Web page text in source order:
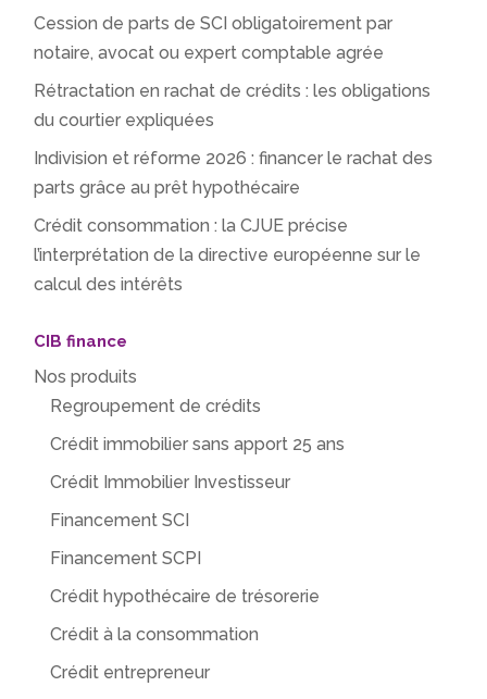
Cession de parts de SCI obligatoirement par
notaire, avocat ou expert comptable agrée
Rétractation en rachat de crédits : les obligations
du courtier expliquées
Indivision et réforme 2026 : financer le rachat des
parts grâce au prêt hypothécaire
Crédit consommation : la CJUE précise
l’interprétation de la directive européenne sur le
calcul des intérêts
CIB finance
Nos produits
Regroupement de crédits
Crédit immobilier sans apport 25 ans
Crédit Immobilier Investisseur
Financement SCI
Financement SCPI
Crédit hypothécaire de trésorerie
Crédit à la consommation
Crédit entrepreneur